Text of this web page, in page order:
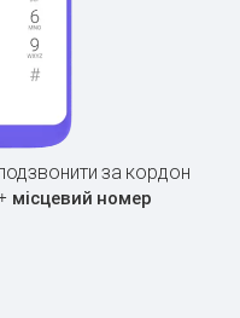
за кордон
місцевий номер